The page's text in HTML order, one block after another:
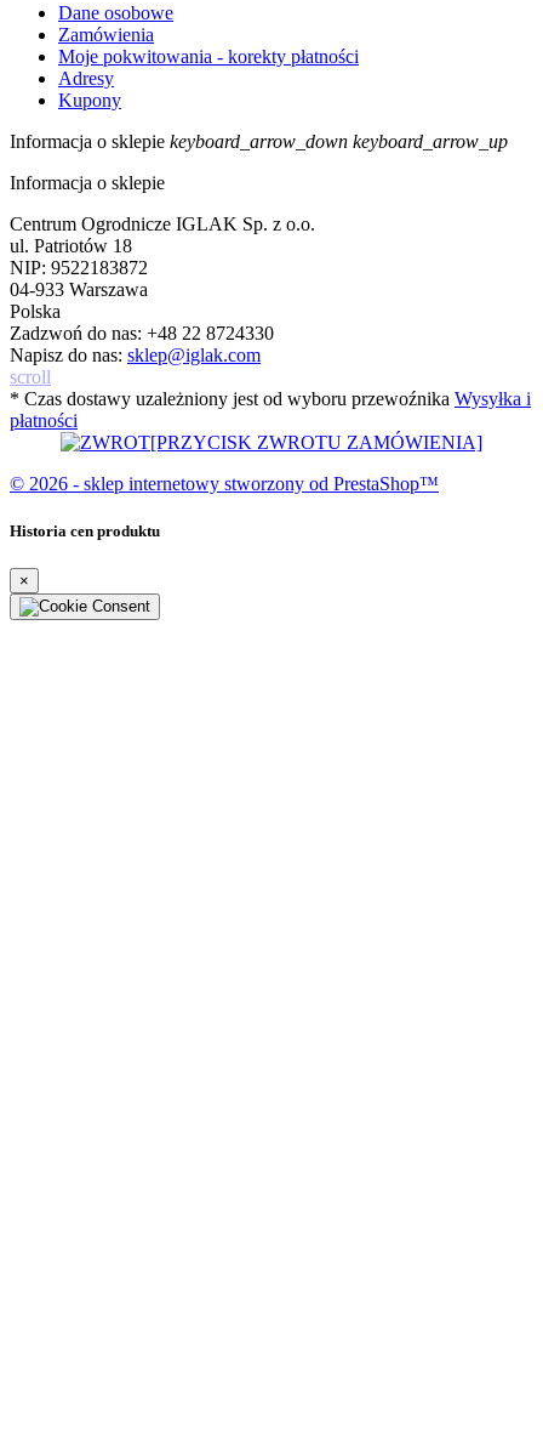
Dane osobowe
Zamówienia
Moje pokwitowania - korekty płatności
Adresy
Kupony
Informacja o sklepie keyboard_arrow_down keyboard_arrow_up
Informacja o sklepie
Centrum Ogrodnicze IGLAK Sp. z o.o.
ul. Patriotów 18
NIP: 9522183872
04-933 Warszawa
Polska
Zadzwoń do nas: +48 22 8724330
Napisz do nas: sklep@iglak.com
scroll
* Czas dostawy uzależniony jest od wyboru przewoźnika Wysyłka i
płatności
[PRZYCISK ZWROTU ZAMÓWIENIA]
© 2026 - sklep internetowy stworzony od PrestaShop™
Historia cen produktu
×